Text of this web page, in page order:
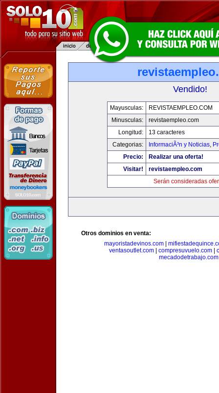
Vendido!
Mayusculas:
REVISTAEMPLEO.COM
Minusculas:
revistaempleo.com
Longitud:
13 caracteres
Categorias:
InformaciÃ³n y Noticias,
Precio:
Realizar una oferta!
Visitar!
revistaempleo.com
Serán consideradas
Otros dominios en venta:
mayoristadevinos.com
ventasoutlet.com
compresuvuelo.com
mecadodetrabajo.com